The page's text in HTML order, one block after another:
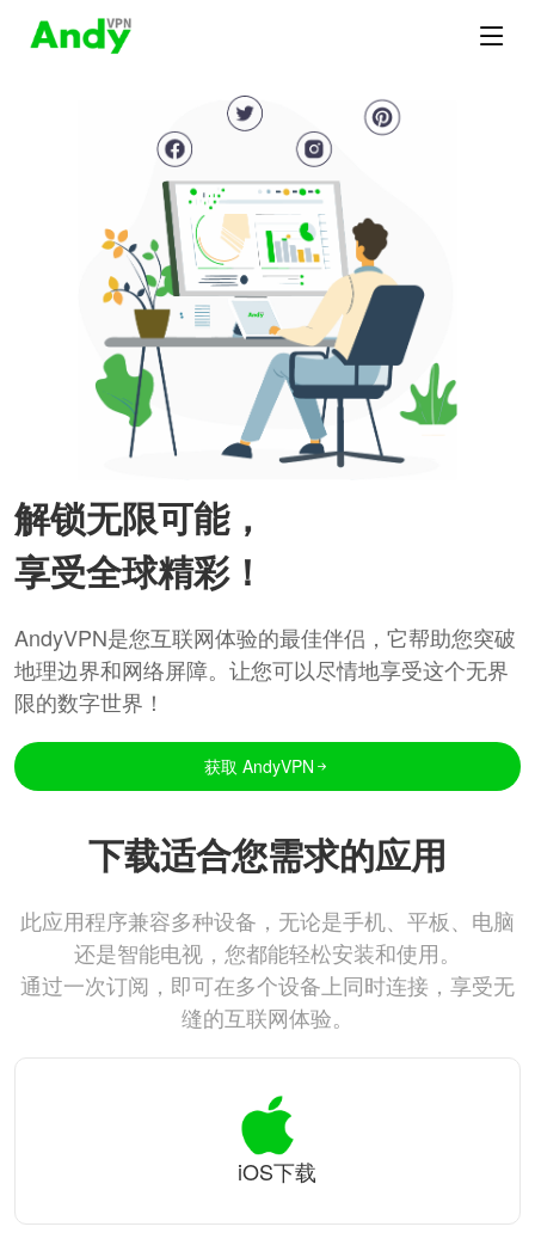
解锁无限可能，
享受全球精彩！
AndyVPN是您互联网体验的最佳伴侣，它帮助您突破
地理边界和网络屏障。让您可以尽情地享受这个无界
限的数字世界！
获取 AndyVPN
下载适合您需求的应用
此应用程序兼容多种设备，无论是手机、平板、电脑
还是智能电视，您都能轻松安装和使用。
通过一次订阅，即可在多个设备上同时连接，享受无
缝的互联网体验。
iOS下载